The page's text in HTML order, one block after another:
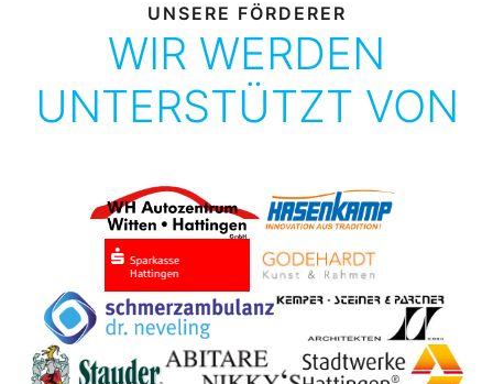
UNSERE FÖRDERER
WIR WERDEN
UNTERSTÜTZT VON